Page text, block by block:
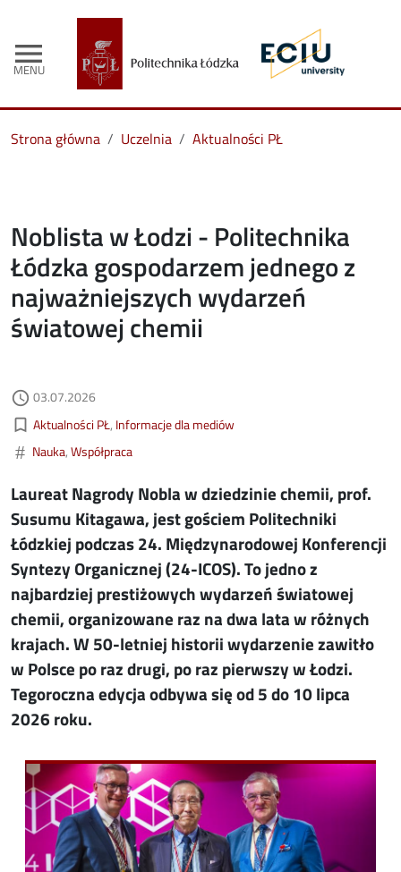
menu
MENU
Strona główna Uczelnia Aktualności PŁ
Noblista w Łodzi - Politechnika
Łódzka gospodarzem jednego z
najważniejszych wydarzeń
światowej chemii
access_time Data dodania
03.07.2026
bookmark_border Kategorie aktualności
Aktualności PŁ Informacje dla mediów
# Nauka Współpraca
Laureat Nagrody Nobla w dziedzinie chemii, prof.
Susumu Kitagawa, jest gościem Politechniki
Łódzkiej podczas 24. Międzynarodowej Konferencji
Syntezy Organicznej (24-ICOS). To jedno z
najbardziej prestiżowych wydarzeń światowej
chemii, organizowane raz na dwa lata w różnych
krajach. W 50-letniej historii wydarzenie zawitło
w Polsce po raz drugi, po raz pierwszy w Łodzi.
Tegoroczna edycja odbywa się od 5 do 10 lipca
2026 roku.
Image